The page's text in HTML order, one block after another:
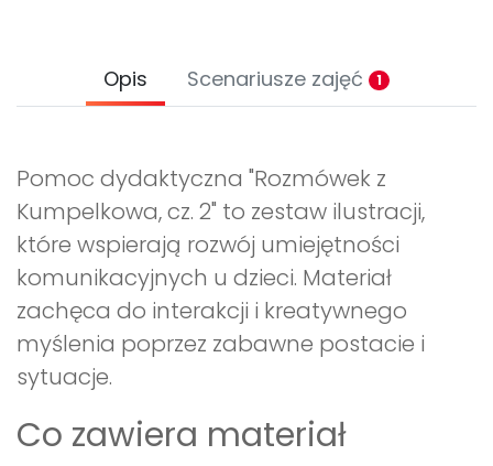
Opis Scenariusze zajęć 1
Pomoc dydaktyczna "Rozmówek z
Kumpelkowa, cz. 2" to zestaw ilustracji,
które wspierają rozwój umiejętności
komunikacyjnych u dzieci. Materiał
zachęca do interakcji i kreatywnego
myślenia poprzez zabawne postacie i
sytuacje.
Co zawiera materiał